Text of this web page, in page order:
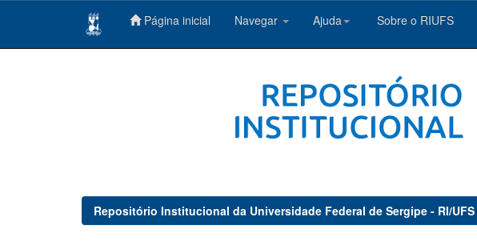
Página inicial Navegar Ajuda Sobre o RIUFS
Repositório Institucional da Universidade Federal de Sergipe - RI/UFS